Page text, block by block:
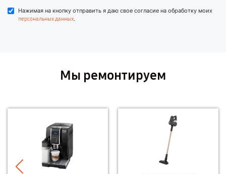
Нажимая на кнопку отправить я даю свое согласие на обработку моих
персональных данных.
Мы ремонтируем